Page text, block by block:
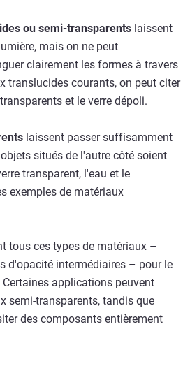
ou semi-transparents laissent
mais on ne peut
clairement les formes à travers
translucides courants, on peut citer
et le verre dépoli.
laissent passer suffisamment
situés de l'autre côté soient
transparent, l'eau et le
exemples de matériaux
tous ces types de matériaux –
d'opacité intermédiaires – pour le
applications peuvent
semi-transparents, tandis que
des composants entièrement